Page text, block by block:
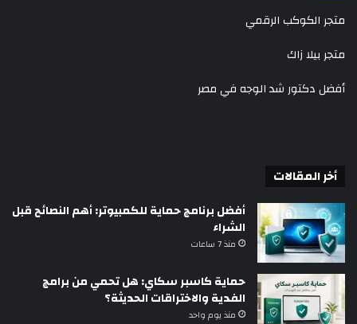
متجر الكوكب الرقمي
متجر بيلا زاك
أفضل دكتور شد الوجه في مصر
أخر المقالات
أفضل برنامج حماية للكمبيوتر: أهم النصائح قبل
الشراء
منذ 7 ساعات
حماية كاسبر سكاي: هل تحمي من برامج
الفدية والاختراقات الحديثة؟
منذ يوم واحد